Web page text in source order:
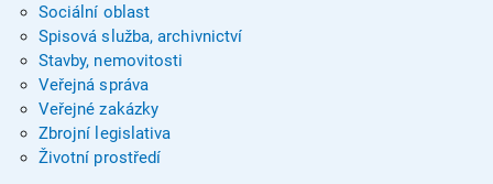
Sociální oblast
Spisová služba, archivnictví
Stavby, nemovitosti
Veřejná správa
Veřejné zakázky
Zbrojní legislativa
Životní prostředí